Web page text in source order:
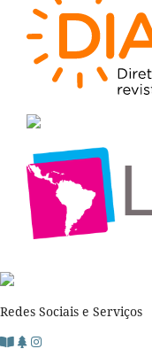
Redes Sociais e Serviços